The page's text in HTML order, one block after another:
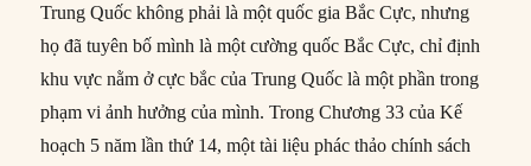
Trung Quốc không phải là một quốc gia Bắc Cực, nhưng
họ đã tuyên bố mình là một cường quốc Bắc Cực, chỉ định
khu vực nằm ở cực bắc của Trung Quốc là một phần trong
phạm vi ảnh hưởng của mình. Trong Chương 33 của Kế
hoạch 5 năm lần thứ 14, một tài liệu phác thảo chính sách